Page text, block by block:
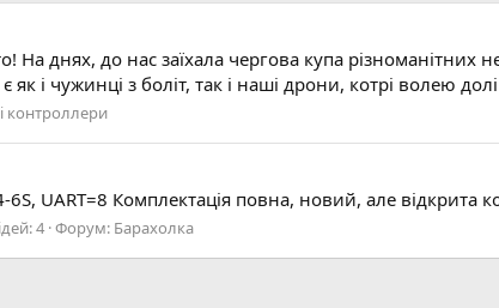
На днях, до нас заїхала чергова купа різноманітних
як і чужинці з боліт, так і наші дрони, котрі волею
контроллери
UART=8 Комплектація повна, новий, але відкрита
4 Форум: Барахолка